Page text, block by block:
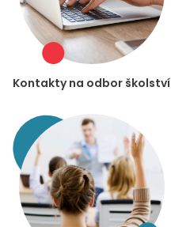
Kontakty na odbor školství